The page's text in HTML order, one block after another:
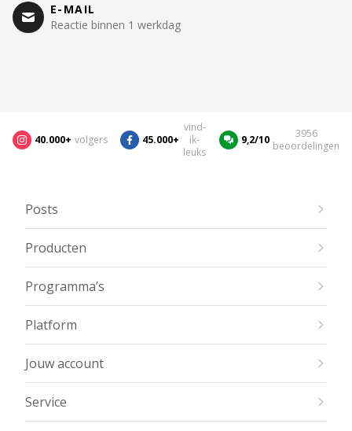
E-MAIL
Reactie binnen 1 werkdag
40.000+ volgers 45.000+
vind-
ik-
leuks
9,2/10
3956
beoordelingen
Posts
Producten
Programma’s
Platform
Jouw account
Service